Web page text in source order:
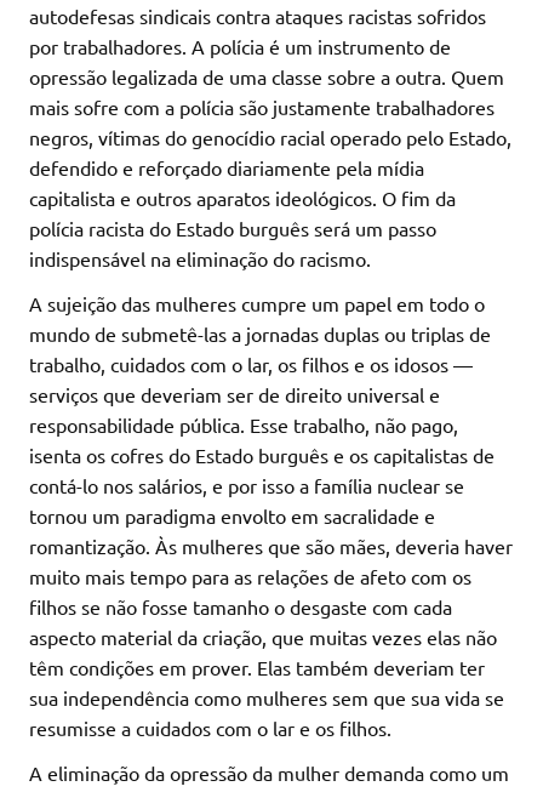
autodefesas sindicais contra ataques racistas sofridos
por trabalhadores. A polícia é um instrumento de
opressão legalizada de uma classe sobre a outra. Quem
mais sofre com a polícia são justamente trabalhadores
negros, vítimas do genocídio racial operado pelo Estado,
defendido e reforçado diariamente pela mídia
capitalista e outros aparatos ideológicos. O fim da
polícia racista do Estado burguês será um passo
indispensável na eliminação do racismo.
A sujeição das mulheres cumpre um papel em todo o
mundo de submetê-las a jornadas duplas ou triplas de
trabalho, cuidados com o lar, os filhos e os idosos —
serviços que deveriam ser de direito universal e
responsabilidade pública. Esse trabalho, não pago,
isenta os cofres do Estado burguês e os capitalistas de
contá-lo nos salários, e por isso a família nuclear se
tornou um paradigma envolto em sacralidade e
romantização. Às mulheres que são mães, deveria haver
muito mais tempo para as relações de afeto com os
filhos se não fosse tamanho o desgaste com cada
aspecto material da criação, que muitas vezes elas não
têm condições em prover. Elas também deveriam ter
sua independência como mulheres sem que sua vida se
resumisse a cuidados com o lar e os filhos.
A eliminação da opressão da mulher demanda como um